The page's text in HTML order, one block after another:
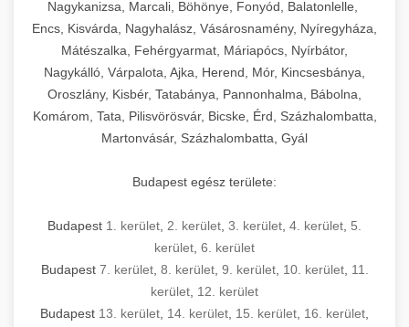
Ipari sütők és gőzpárolók katalógusa -
chef-iparikonyhagepek.hu
berendezések
használatot, miközben megfelel az összes
higiéniai előírásnak.
Ipari hűtőberendezések széles
választéka - chef-iparikonyhagepek.hu
kereskedelmi hűtőegység és hűtőkamra rendszerek
hőmérsékletet és vízminőséget figyelő
rendszerekkel, valamint energiatakarékos
technológiával rendelkeznek. A rozsdamentes
acél konstrukció és a könnyen hozzáférhető
karbantartási pontok biztosítják a hosszú
élettartamot és az egyszerű üzemeltetést.
Ipari mosogatógépek teljes kínálata -
kereskedelmi mosogatógép és tisztítóberendezések
tisztíthatók, szétszerelhetők és karbantarthatók,
megfelelnek az összes élelmiszer-biztonsági
előírásnak. Különböző teljesítményű modellek
állnak rendelkezésre asztali és állványos
kivitelben, az egyedi igények és a
feldolgozandó mennyiségek függvényében.
Biztonságos kezelést biztosító védőburkolatok
számára.
Sajtreszelő gépek szakmai választéka -
chef-iparikonyhagepek.hu
kereskedelmi sajtreszelő és aprítógépek
berendezést magában foglal, amely szükséges
egy modern, hatékonyan működő
kereskedelmi konyha komplett felszereléséhez
és működtetéséhez. Az alapvető
főzőberendezésektől (tűzhelyek, sütők,
grillsütők, frittőzök) kezdve a speciális
feldolgozógépeken (szeletelők, aprítók,
kiegészítő eszközökig mindent egy helyen
megtalál. Szakértő tanácsadóink segítenek a
megfelelő berendezések kiválasztásában, a
konyha optimális elrendezésének
megtervezésében, valamint a telepítés és az
Nagykanizsa, Marcali, Böhönye, Fonyód, Balatonlelle,
Encs, Kisvárda, Nagyhalász, Vásárosnamény, Nyíregyháza,
Mátészalka, Fehérgyarmat, Máriapócs, Nyírbátor,
Nagykálló, Várpalota, Ajka, Herend, Mór, Kincsesbánya,
Oroszlány, Kisbér, Tatabánya, Pannonhalma, Bábolna,
Komárom, Tata, Pilisvörösvár, Bicske, Érd, Százhalombatta,
Martonvásár, Százhalombatta, Gyál
Budapest egész területe:
Budapest 1. kerület 2. kerület 3. kerület 4. kerület 5.
kerület 6. kerület
Budapest 7. kerület, 8. kerület, 9. kerület, 10. kerület, 11.
kerület 12. kerület
Budapest 13. kerület 14. kerület 15. kerület 16. kerület